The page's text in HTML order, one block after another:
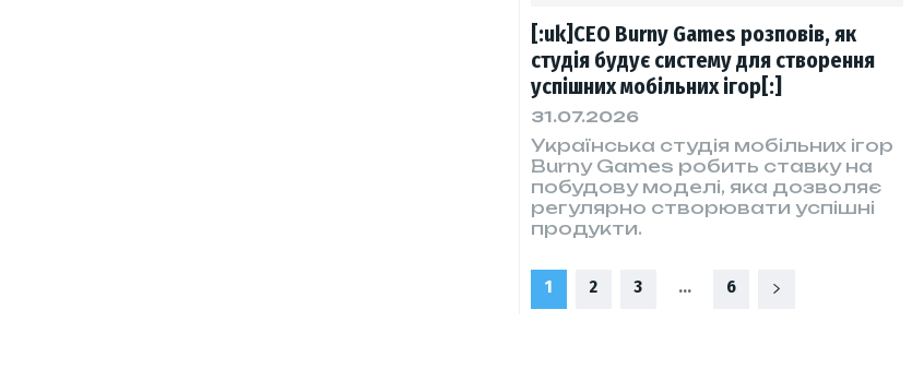
[:uk]CEO Burny Games розповів, як
студія будує систему для створення
успішних мобільних ігор[:]
31.07.2026
Українська студія мобільних ігор
Burny Games робить ставку на
побудову моделі, яка дозволяє
регулярно створювати успішні
продукти.
1 2 3 ... 6